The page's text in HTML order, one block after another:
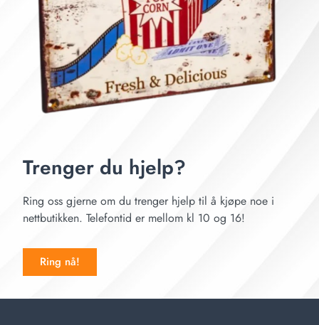
Trenger du hjelp?
Ring oss gjerne om du trenger hjelp til å kjøpe noe i
nettbutikken. Telefontid er mellom kl 10 og 16!
Ring nå!